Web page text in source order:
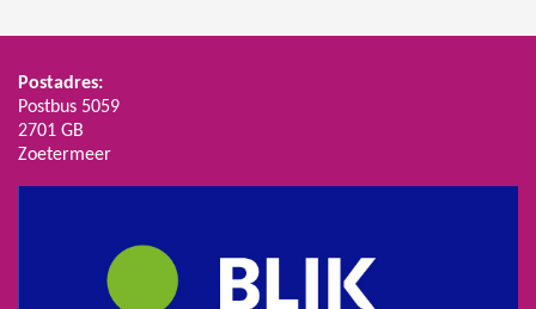
Postadres:
Postbus 5059
2701 GB
Zoetermeer